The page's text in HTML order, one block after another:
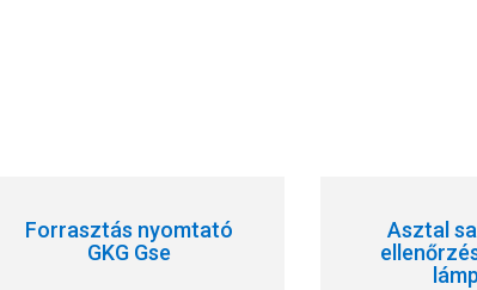
Forrasztás nyomtató
GKG Gse
Asztal